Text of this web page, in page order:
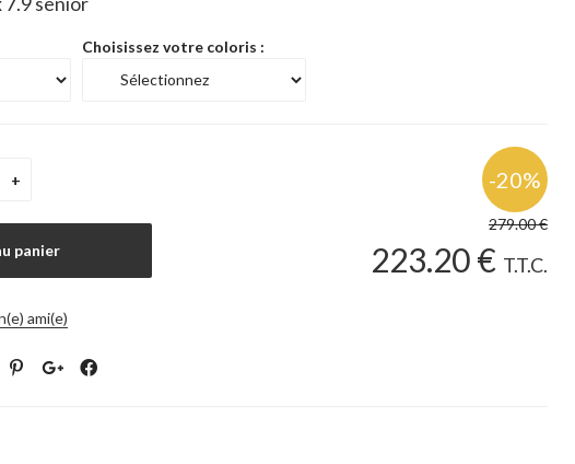
Choisissez votre coloris :
279.00€
223.20€ T.T.C.
ami(e)